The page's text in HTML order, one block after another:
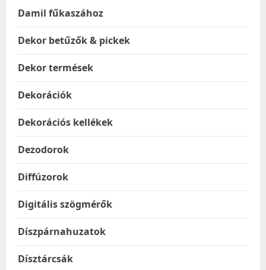
Damil fűkaszához
Dekor betűzők & pickek
Dekor termések
Dekorációk
Dekorációs kellékek
Dezodorok
Diffúzorok
Digitális szögmérők
Díszpárnahuzatok
Dísztárcsák